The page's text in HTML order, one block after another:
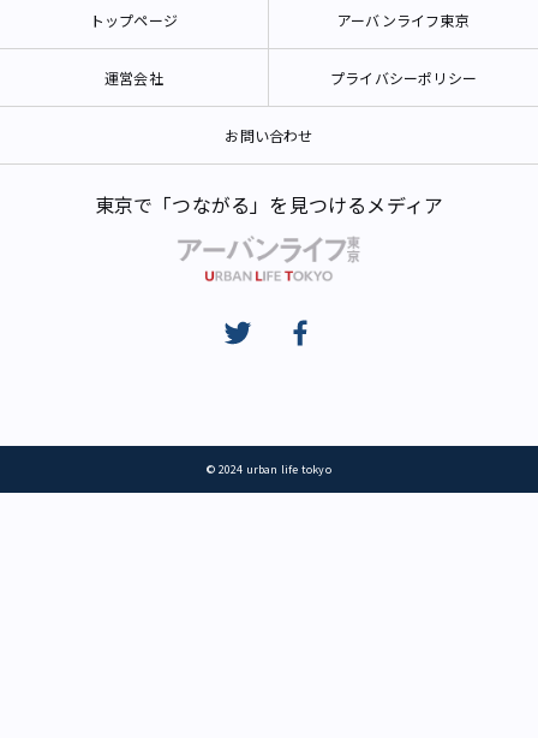
トップページ アーバンライフ東京
運営会社 プライバシーポリシー
お問い合わせ
東京で「つながる」を見つけるメディア
© 2024 urban life tokyo